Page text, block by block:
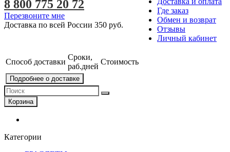
Где заказ
Обмен и возврат
Отзывы
Личный кабинет
8 800 775 20 72
Перезвоните мне
Доставка по всей России 350 руб.
Способ доставки
Сроки,
раб.дней
Стоимость
Подробнее о доставке
Корзина
Категории